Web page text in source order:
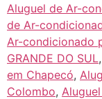
Aluguel de Ar-
de Ar-
Ar-condicionado
GRANDE DO SUL,
em Chapecó,
Colombo,